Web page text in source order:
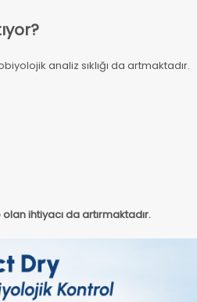
analiz sıklığı da artmaktadır.
ihtiyacı da artırmaktadır.